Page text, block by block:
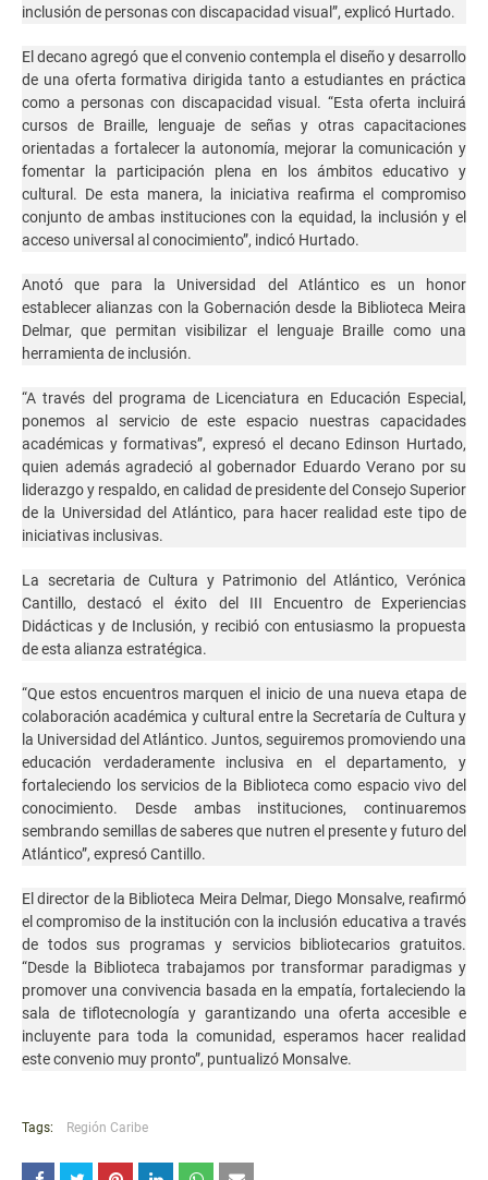
inclusión de personas con discapacidad visual”, explicó Hurtado.
El decano agregó que el convenio contempla el diseño y desarrollo
de una oferta formativa dirigida tanto a estudiantes en práctica
como a personas con discapacidad visual. “Esta oferta incluirá
cursos de Braille, lenguaje de señas y otras capacitaciones
orientadas a fortalecer la autonomía, mejorar la comunicación y
fomentar la participación plena en los ámbitos educativo y
cultural. De esta manera, la iniciativa reafirma el compromiso
conjunto de ambas instituciones con la equidad, la inclusión y el
acceso universal al conocimiento”, indicó Hurtado.
Anotó que para la Universidad del Atlántico es un honor
establecer alianzas con la Gobernación desde la Biblioteca Meira
Delmar, que permitan visibilizar el lenguaje Braille como una
herramienta de inclusión.
“A través del programa de Licenciatura en Educación Especial,
ponemos al servicio de este espacio nuestras capacidades
académicas y formativas”, expresó el decano Edinson Hurtado,
quien además agradeció al gobernador Eduardo Verano por su
liderazgo y respaldo, en calidad de presidente del Consejo Superior
de la Universidad del Atlántico, para hacer realidad este tipo de
iniciativas inclusivas.
La secretaria de Cultura y Patrimonio del Atlántico, Verónica
Cantillo, destacó el éxito del III Encuentro de Experiencias
Didácticas y de Inclusión, y recibió con entusiasmo la propuesta
de esta alianza estratégica.
“Que estos encuentros marquen el inicio de una nueva etapa de
colaboración académica y cultural entre la Secretaría de Cultura y
la Universidad del Atlántico. Juntos, seguiremos promoviendo una
educación verdaderamente inclusiva en el departamento, y
fortaleciendo los servicios de la Biblioteca como espacio vivo del
conocimiento. Desde ambas instituciones, continuaremos
sembrando semillas de saberes que nutren el presente y futuro del
Atlántico”, expresó Cantillo.
El director de la Biblioteca Meira Delmar, Diego Monsalve, reafirmó
el compromiso de la institución con la inclusión educativa a través
de todos sus programas y servicios bibliotecarios gratuitos.
“Desde la Biblioteca trabajamos por transformar paradigmas y
promover una convivencia basada en la empatía, fortaleciendo la
sala de tiflotecnología y garantizando una oferta accesible e
incluyente para toda la comunidad, esperamos hacer realidad
este convenio muy pronto”, puntualizó Monsalve.
Tags: Región Caribe